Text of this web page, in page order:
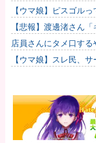
【ウマ娘】ピスゴル
ね他
【悲報】渡邊渚さん
態に逆戻り
店員さんにタメ口する
ｗｗｗｗｗｗｗｗｗ
【ウマ娘】スレ民、